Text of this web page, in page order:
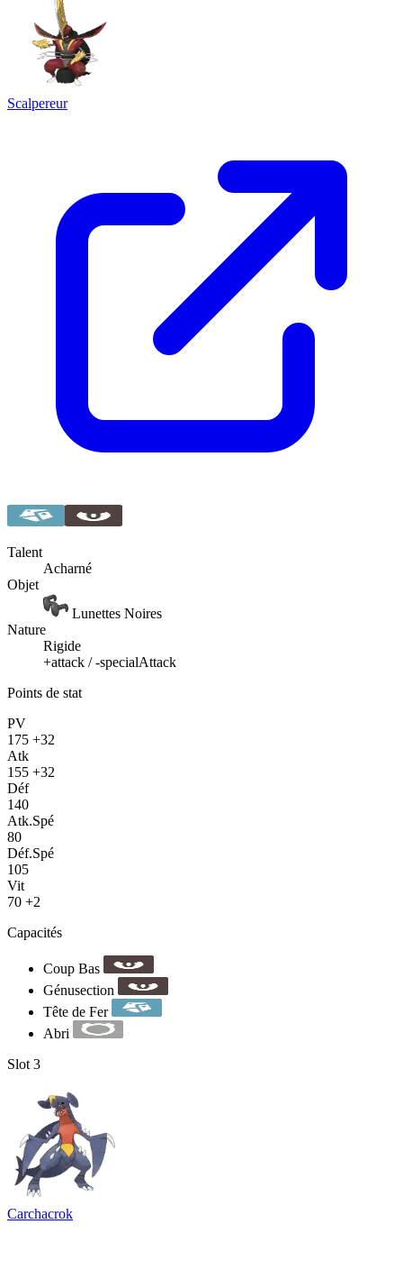
Scalpereur
Talent
Acharné
Objet
Lunettes Noires
Nature
Rigide
+attack / -specialAttack
Points de stat
PV
175 +32
Atk
155 +32
Déf
140
Atk.Spé
80
Déf.Spé
105
Vit
70 +2
Capacités
Coup Bas
Génusection
Tête de Fer
Abri
Slot 3
Carchacrok